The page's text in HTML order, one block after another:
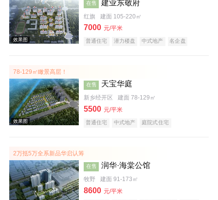
效果图
效果图
在售 建业东敬府
红旗 建面 105-220㎡
7000 元/平米
普通住宅 潜力楼盘 中式地产 名企盘
78-129㎡瞰景高层！
在售 天宝华庭
新乡经开区 建面 78-129㎡
5500 元/平米
普通住宅 中式地产 庭院式住宅
2万抵5万全系新品华启认筹
在售 润华·海棠公馆
牧野 建面 91-173㎡
8600 元/平米